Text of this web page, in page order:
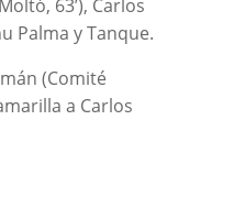
63’), Carlos
Palma y Tanque.
(Comité
a Carlos